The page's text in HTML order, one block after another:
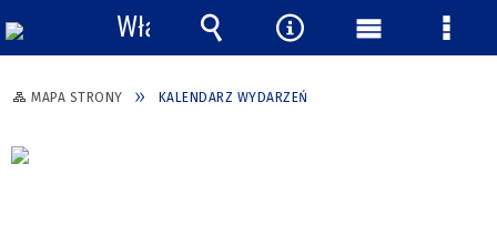
MAPA STRONY KALENDARZ WYDARZEŃ
Włącz
powiadomienia
Wyszukiwarka
Narzędzia
Menu Menu